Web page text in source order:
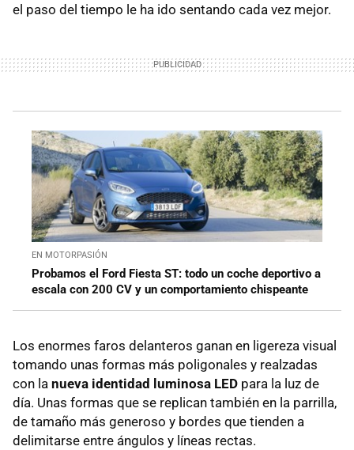
el paso del tiempo le ha ido sentando cada vez mejor.
EN MOTORPASIÓN
Probamos el Ford Fiesta ST: todo un coche deportivo a
escala con 200 CV y un comportamiento chispeante
Los enormes faros delanteros ganan en ligereza visual
tomando unas formas más poligonales y realzadas
con la nueva identidad luminosa LED para la luz de
día. Unas formas que se replican también en la parrilla,
de tamaño más generoso y bordes que tienden a
delimitarse entre ángulos y líneas rectas.